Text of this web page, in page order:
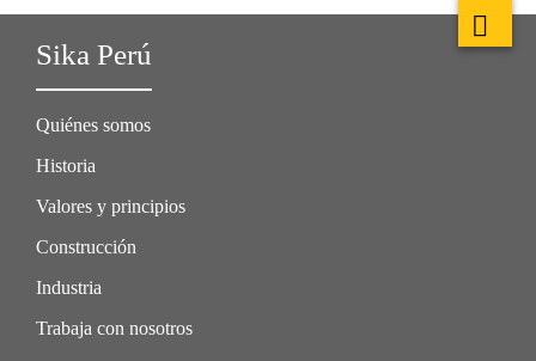
Sika Perú
Quiénes somos
Historia
Valores y principios
Construcción
Industria
Trabaja con nosotros